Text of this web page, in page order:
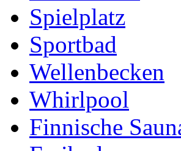
Spielplatz
Sportbad
Wellenbecken
Whirlpool
Finnische